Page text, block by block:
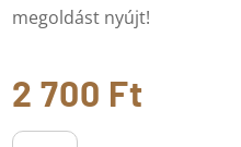
megoldást nyújt!
2 700 Ft